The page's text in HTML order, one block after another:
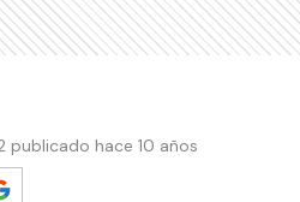
publicado hace 10 años